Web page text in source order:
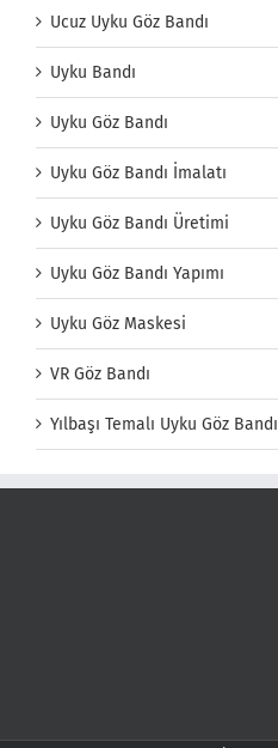
Ucuz Uyku Göz Bandı
Uyku Bandı
Uyku Göz Bandı
Uyku Göz Bandı İmalatı
Uyku Göz Bandı Üretimi
Uyku Göz Bandı Yapımı
Uyku Göz Maskesi
VR Göz Bandı
Yılbaşı Temalı Uyku Göz Bandı